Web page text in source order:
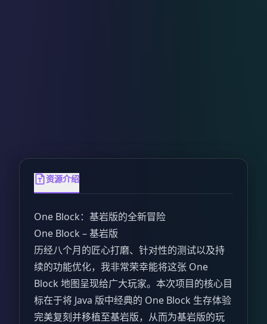
资源介绍
One Block：基岩版的全新冒险
One Block – 基岩版
历经八个月的匠心打磨、针对性的测试以及持
续的功能优化，我非常荣幸能将这张 One
Block 地图呈现给广大玩家。本次项目的核心目
标在于将 Java 版中经典的 One Block 生存体验
完美复刻并移植至基岩版，从而为基岩版的玩